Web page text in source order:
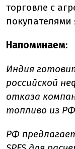
торговле с
Напоминаем:
Индия
российской
отказа
топливо из
РФ